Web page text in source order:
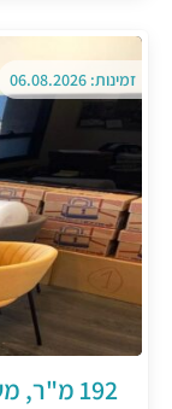
זמינות: 06.08.2026
192 מ"ר, משופץ קומה גבוהה